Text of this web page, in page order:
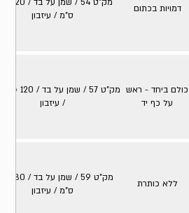
דמויות בכתום
ס"מ / עיזבון
כולם ביחד - ראש
על כף יד
/ עיזבון
ללא כותרת
ס"מ / עיזבון